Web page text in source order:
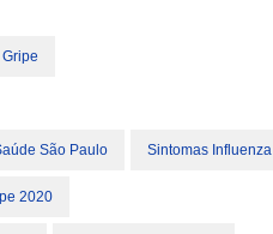
São Paulo Sintomas Influenza
2020